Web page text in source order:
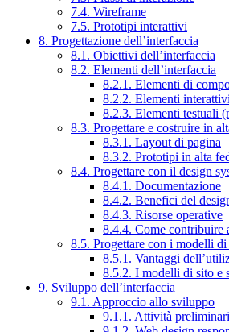
7.4. Wireframe
7.5. Prototipi interattivi
8. Progettazione dell’interfaccia
8.1. Obiettivi dell’interfaccia
8.2. Elementi dell’interfaccia
8.2.1. Elementi di
8.2.2. Elementi interattivi
8.2.3. Elementi testuali
8.3. Progettare e costruire in
8.3.1. Layout di pagina
8.3.2. Prototipi in alta
8.4. Progettare con il design
8.4.1. Documentazione
8.4.2. Benefici del
8.4.3. Risorse operative
8.4.4. Come contribuire
8.5. Progettare con i modelli
8.5.1. Vantaggi
8.5.2. I modelli di sito e
9. Sviluppo dell’interfaccia
9.1. Approccio allo sviluppo
9.1.1. Attività preliminari